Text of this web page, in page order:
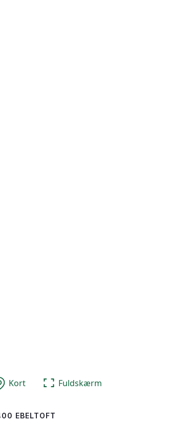
Kort Fuldskærm
EBELTOFT